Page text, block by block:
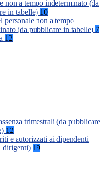
non a tempo indeterminato (da
in tabelle) 10
personale non a tempo
(da pubblicare in tabelle) 7
12
trimestrali (da pubblicare
12
e autorizzati ai dipendenti
dirigenti) 19